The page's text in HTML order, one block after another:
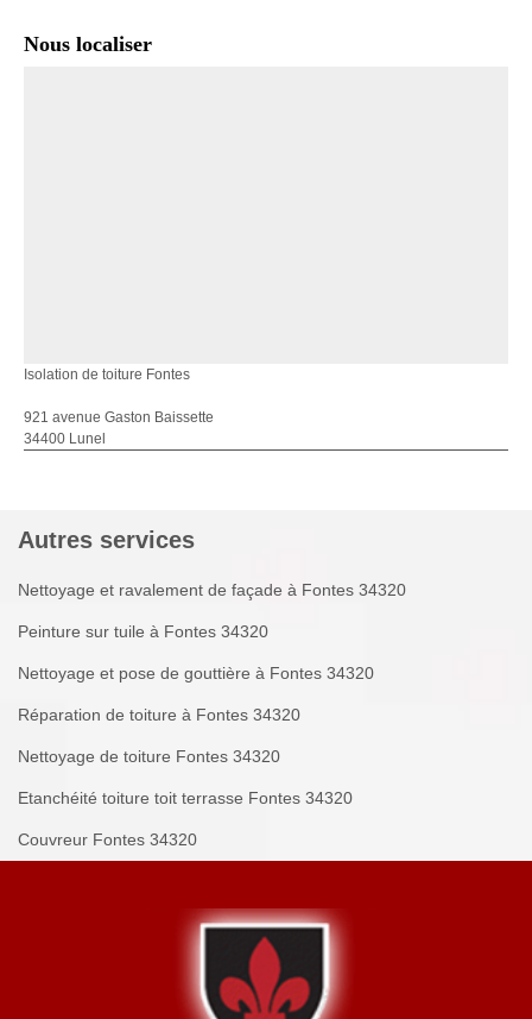
Nous localiser
Isolation de toiture Fontes
921 avenue Gaston Baissette
34400 Lunel
Autres services
Nettoyage et ravalement de façade à Fontes 34320
Peinture sur tuile à Fontes 34320
Nettoyage et pose de gouttière à Fontes 34320
Réparation de toiture à Fontes 34320
Nettoyage de toiture Fontes 34320
Etanchéité toiture toit terrasse Fontes 34320
Couvreur Fontes 34320